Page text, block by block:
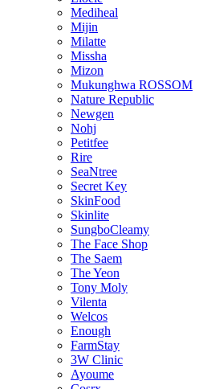
Mediheal
Mijin
Milatte
Missha
Mizon
Mukunghwa ROSSOM
Nature Republic
Newgen
Nohj
Petitfee
Rire
SeaNtree
Secret Key
SkinFood
Skinlite
SungboCleamy
The Face Shop
The Saem
The Yeon
Tony Moly
Vilenta
Welcos
Enough
FarmStay
3W Clinic
Ayoume